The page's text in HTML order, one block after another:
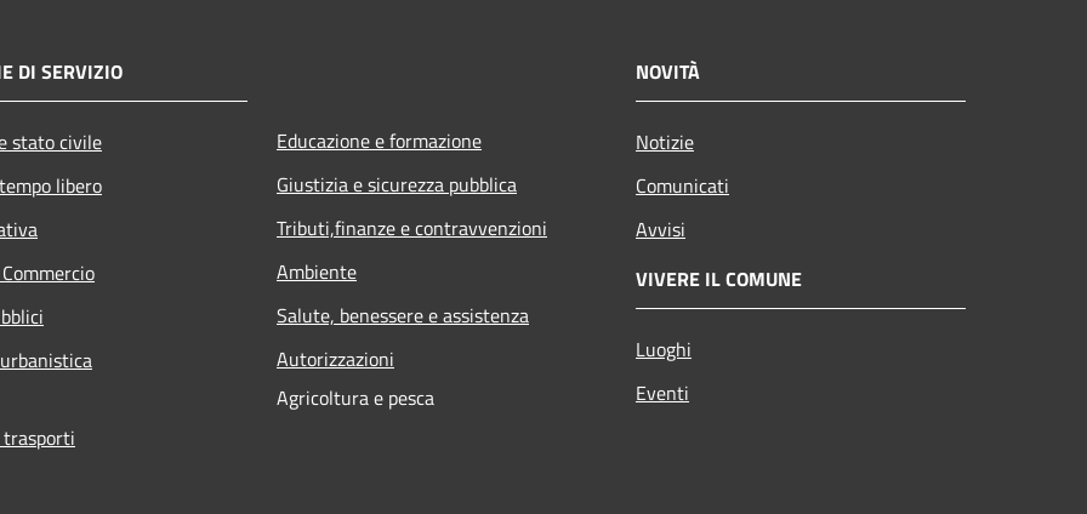
DI SERVIZIO
stato civile
libero
Educazione e formazione
Giustizia e sicurezza pubblica
Tributi,finanze e contravvenzioni
Ambiente
Salute, benessere e assistenza
Autorizzazioni
Agricoltura e pesca
NOVITÀ
Notizie
Comunicati
Avvisi
VIVERE IL COMUNE
Luoghi
Eventi